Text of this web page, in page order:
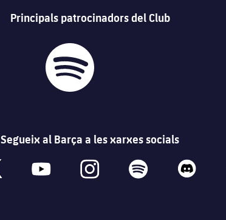
Principals patrocinadors del Club
Segueix al Barça a les xarxes socials
youtube instagram spotify discord